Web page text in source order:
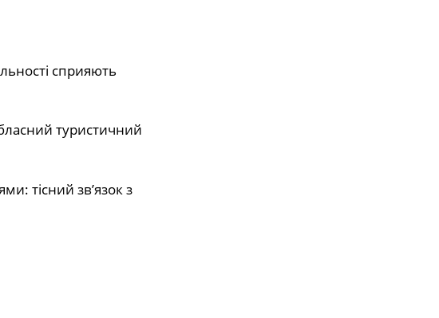
сприяють
туристичний
тісний зв’язок з